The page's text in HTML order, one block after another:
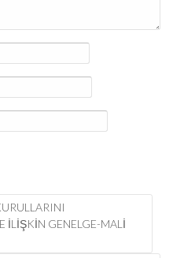
ILIŞKIN GENELGE-MALİ